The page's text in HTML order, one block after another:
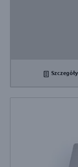
Szczegóły